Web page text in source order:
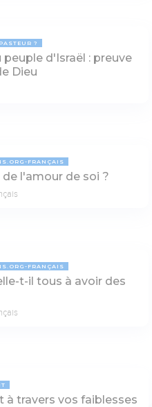
?
d'Israël : preuve
Dieu
FRANÇAIS
l'amour de soi ?
FRANÇAIS
t-il tous à avoir des
à travers vos faiblesses